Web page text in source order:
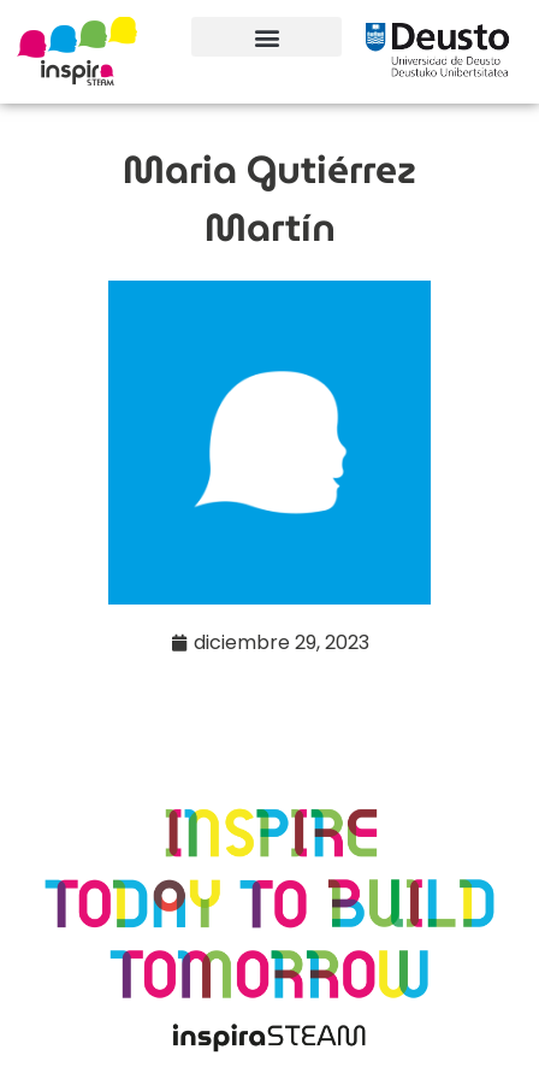
Maria Gutiérrez
Martín
diciembre 29, 2023